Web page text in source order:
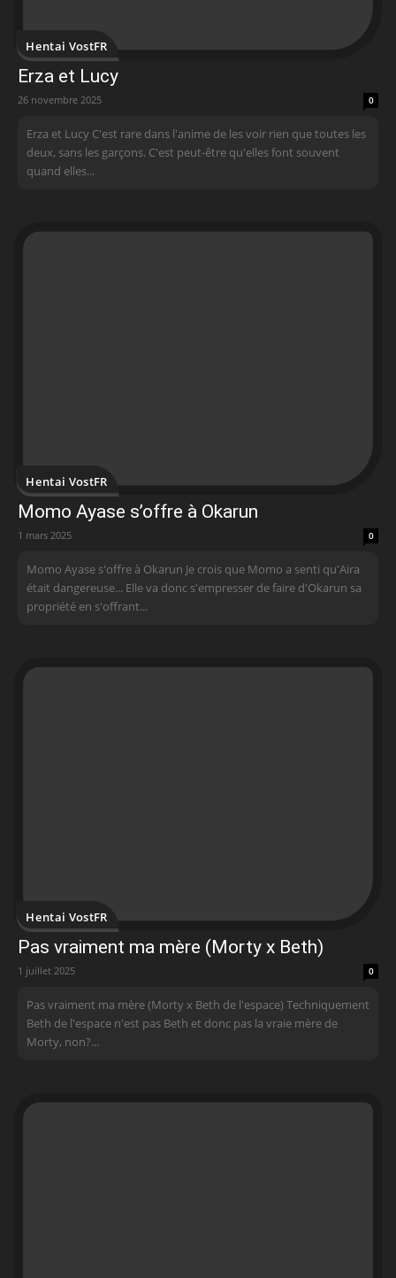
Hentai VostFR
Erza et Lucy
26 novembre 2025 0
Erza et Lucy C'est rare dans l'anime de les voir rien que toutes les
deux, sans les garçons. C'est peut-être qu'elles font souvent
quand elles...
Hentai VostFR
Momo Ayase s’offre à Okarun
1 mars 2025 0
Momo Ayase s'offre à Okarun Je crois que Momo a senti qu'Aira
était dangereuse... Elle va donc s'empresser de faire d'Okarun sa
propriété en s'offrant...
Hentai VostFR
Pas vraiment ma mère (Morty x Beth)
1 juillet 2025 0
Pas vraiment ma mère (Morty x Beth de l'espace) Techniquement
Beth de l'espace n'est pas Beth et donc pas la vraie mère de
Morty, non?...